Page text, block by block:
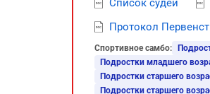
Список судей
Протокол
Спортивное самбо:
Подростки младшего
Подростки старшего
Подростки старшего